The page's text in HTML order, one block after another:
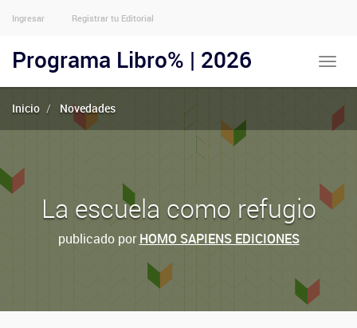
Menu
Usuarios
Anónimos
Ingresar Registrar tu Editorial
Toggle
Programa Libro% | 2026
Inicio Novedades
La escuela como refugio
publicado porHOMO SAPIENS EDICIONES